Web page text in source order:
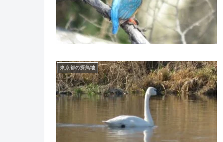
東京都の探鳥地